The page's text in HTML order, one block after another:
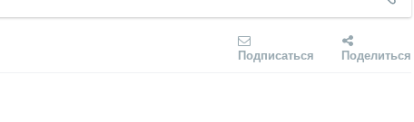
Подписаться Поделиться